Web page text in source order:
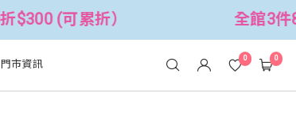
全館3件88折！🦄 滿$2500折$300 (
門市資訊 0 0